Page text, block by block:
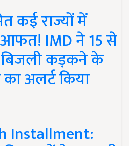
कई राज्यों में
आफत! IMD ने 15 से
बिजली कड़कने के
अलर्ट किया
Installment: